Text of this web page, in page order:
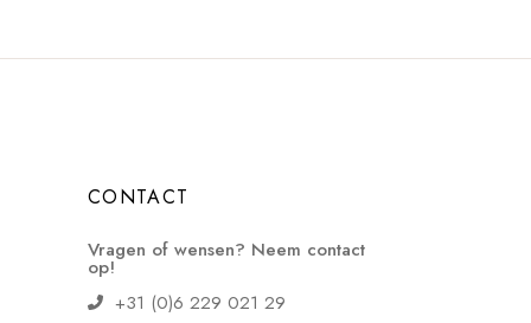
CONTACT
Vragen of wensen? Neem contact
op!
+31 (0)6 229 021 29